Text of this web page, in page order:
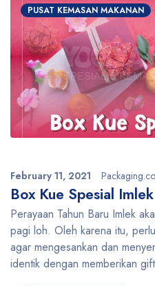
PUSAT KEMASAN MAKANAN
February 11, 2021
Box Kue Spesial Imlek
Perayaan Tahun Baru Imlek
pagi loh. Oleh karena itu,
agar mengesankan dan
identik dengan memberikan